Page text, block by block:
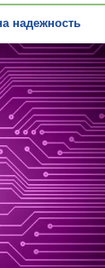
надежность